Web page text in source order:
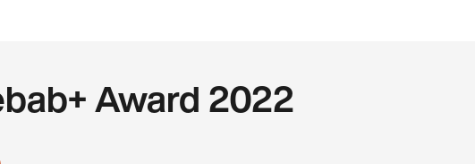
Award 2022